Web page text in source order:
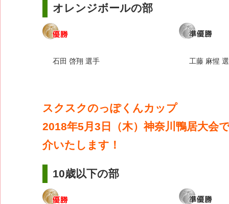
オレンジボールの部
石田 啓翔 選手 工藤 麻惺
スクスクのっぽくんカップ
2018年5月3日（木）神奈川鴨居大会
介いたします！
10歳以下の部